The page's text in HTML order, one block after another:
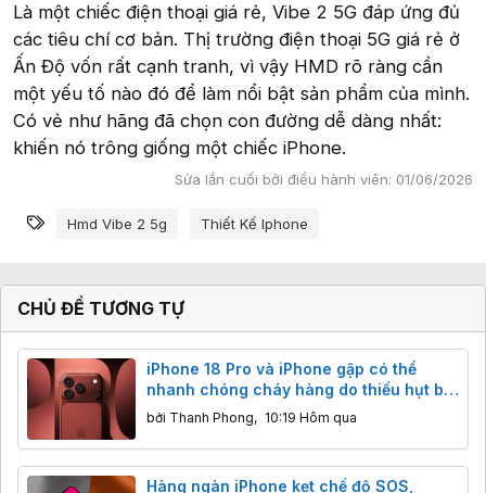
Là một chiếc điện thoại giá rẻ, Vibe 2 5G đáp ứng đủ
các tiêu chí cơ bản. Thị trường điện thoại 5G giá rẻ ở
Ấn Độ vốn rất cạnh tranh, vì vậy HMD rõ ràng cần
một yếu tố nào đó để làm nổi bật sản phẩm của mình.
Có vẻ như hãng đã chọn con đường dễ dàng nhất:
khiến nó trông giống một chiếc iPhone.
Sửa lần cuối bởi điều hành viên: 01/06/2026
Từ khóa
Hmd Vibe 2 5g Thiết Kế Iphone
CHỦ ĐỀ TƯƠNG TỰ
iPhone 18 Pro và iPhone gập có thể
nhanh chóng cháy hàng do thiếu hụt bộ
nhớ
bởi Thanh Phong, 10:19 Hôm qua
Hàng ngàn iPhone kẹt chế độ SOS,